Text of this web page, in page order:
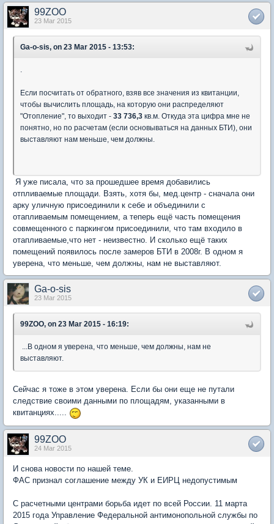
99ZOO
23 Mar 2015
Ga-o-sis, on 23 Mar 2015 - 13:53:
.
Если посчитать от обратного, взяв все значения из квитанции,
чтобы вычислить площадь, на которую они распределяют
"Отопление", то выходит - 33 736,3 кв.м. Откуда эта цифра мне не
понятно, но по расчетам (если основываться на данных БТИ), они
выставляют нам меньше, чем должны.
Я уже писала, что за прошедшее время добавились
отпливаемые площади. Взять, хотя бы, мед.центр - сначала они
арку уличную присоединили к себе и объединили с
отапливаемым помещением, а теперь ещё часть помещения
совмещенного с паркингом присоединили, что там входило в
отапливаемые,что нет - неизвестно. И сколько ещё таких
помещений появилось после замеров БТИ в 2008г. В одном я
уверена, что меньше, чем должны, нам не выставляют.
Ga-o-sis
23 Mar 2015
99ZOO, on 23 Mar 2015 - 16:19:
...В одном я уверена, что меньше, чем должны, нам не
выставляют.
Сейчас я тоже в этом уверена. Если бы они еще не путали
следствие своими данными по площадям, указанными в
квитанциях.....
99ZOO
24 Mar 2015
И снова новости по нашей теме.
ФАС признал соглашение между УК и ЕИРЦ недопустимым
С расчетными центрами борьба идет по всей России. 11 марта
2015 года Управление Федеральной антимонопольной службы по